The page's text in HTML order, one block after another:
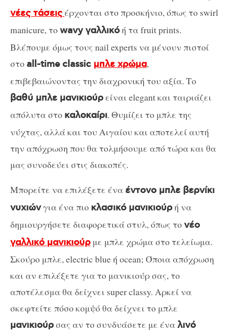
νέες τάσειςέρχονται στο προσκήνιο, όπως το swirl
manicure, τοwavy γαλλικόή τα fruit prints.
Βλέπουμε όμως τους nail experts να μένουν πιστοί
στοall-time classic μπλε χρώμα,
επιβεβαιώνοντας την διαχρονική του αξία. Το
βαθύ μπλε μανικιούρείναι elegant και ταιριάζει
απόλυτα στο καλοκαίρι. Θυμίζει το μπλε της
νύχτας, αλλά και του Αιγαίου και αποτελεί αυτή
την απόχρωση που θα τολμήσουμε από τώρα και θα
μας συνοδεύει στις διακοπές.
Μπορείτε να επιλέξετε ένα έντονο μπλε βερνίκι
νυχιώνγια ένα πιο κλασικό μανικιούρή να
δημιουργήσετε διαφορετικά στυλ, όπως τονέο
γαλλικό μανικιούρ με μπλε χρώμα στο τελείωμα.
Σκούρο μπλε, electric blue ή ocean; Όποια απόχρωση
και αν επιλέξετε για το μανικιούρ σας, το
αποτέλεσμα θα δείχνει super classy. Αρκεί να
σκεφτείτε πόσο κομψό θα δείχνει το μπλε
μανικιούρσας αν το συνδυάσετε με έναλινό